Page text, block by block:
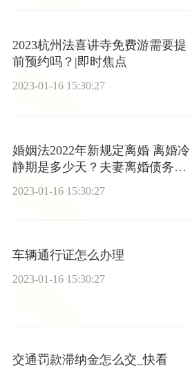
2023杭州法喜讲寺免费游需要提
前预约吗？|即时焦点
2023-01-16 15:30:27
婚姻法2022年新规定离婚 离婚冷
静期是多少天？夫妻离婚债务如
2023-01-16 15:30:27
车辆通行证怎么办理
2023-01-16 15:30:27
交通罚款滞纳金怎么交_快看